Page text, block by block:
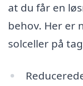
at du får en
behov. Her er
solceller på